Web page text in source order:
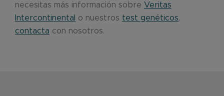
necesitas más información sobre Veritas
Intercontinental
o nuestros test genéticos,
contacta con nosotros.